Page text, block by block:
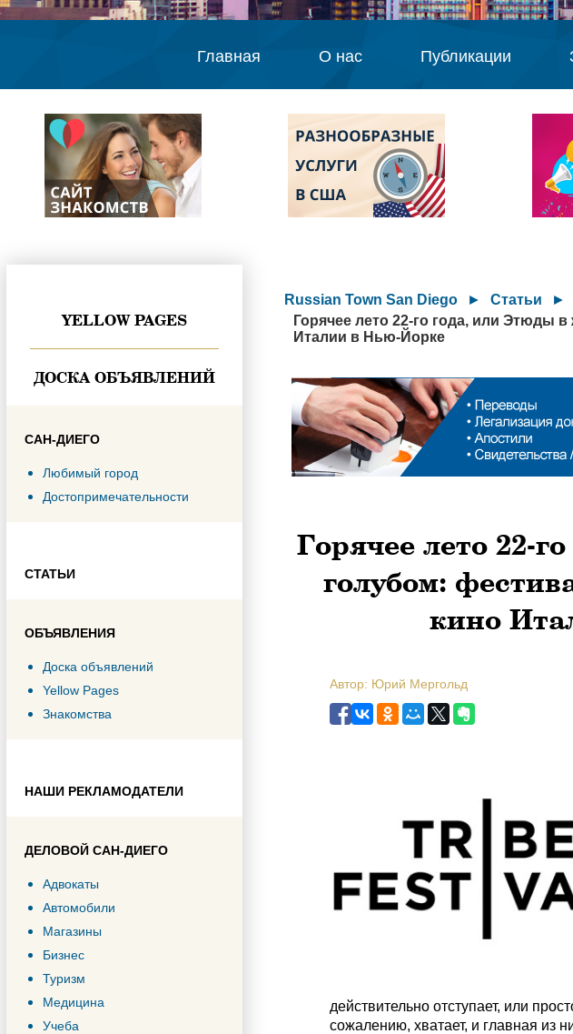
Главная О нас Публикации
YELLOW PAGES
ДОСКА ОБЪЯВЛЕНИЙ
САН-ДИЕГО
Любимый город
Достопримечательности
СТАТЬИ
ОБЪЯВЛЕНИЯ
Доска объявлений
Yellow Pages
Знакомства
НАШИ РЕКЛАМОДАТЕЛИ
ДЕЛОВОЙ САН-ДИЕГО
Адвокаты
Автомобили
Магазины
Бизнес
Туризм
Медицина
Учеба
Russian Town San Diego ► Статьи
►
Горячее лето 22-го года, или Этюды
Италии в Нью-Йорке
Горячее лето 22-
голубом:
кино
Автор: Юрий Мергольд
действительно отступает, или
сожалению, хватает, и главная из